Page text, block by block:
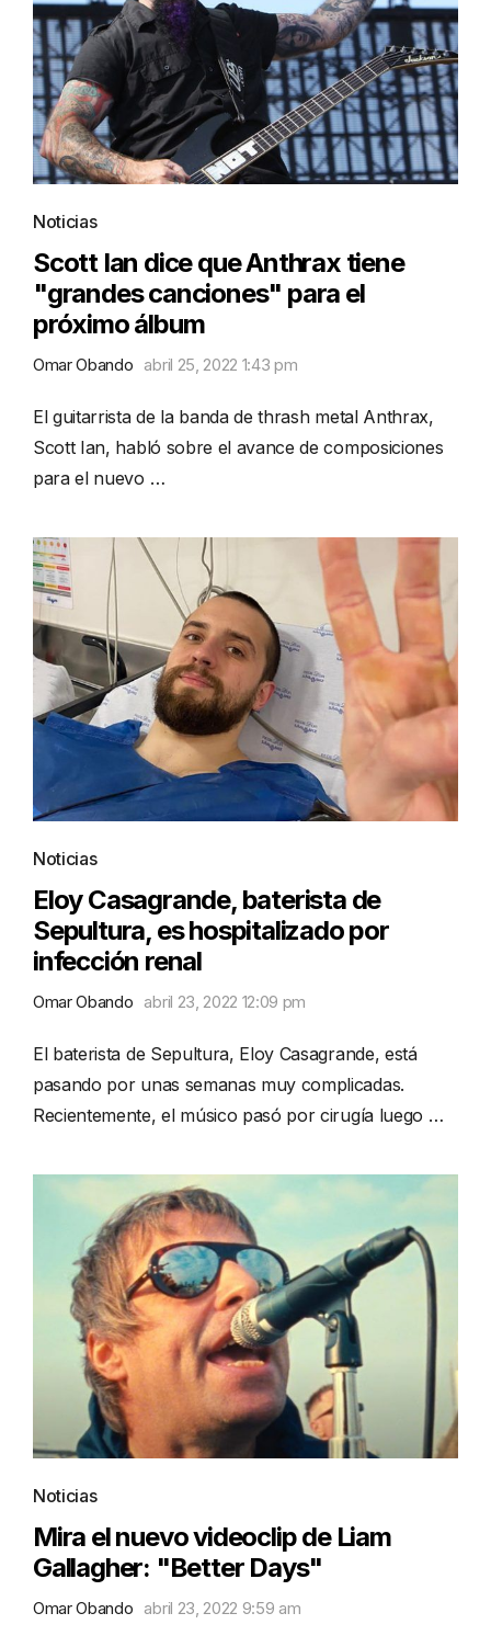
Noticias
Scott Ian dice que Anthrax tiene
"grandes canciones" para el
próximo álbum
Omar Obando abril 25, 2022 1:43 pm
El guitarrista de la banda de thrash metal Anthrax,
Scott Ian, habló sobre el avance de composiciones
para el nuevo …
Noticias
Eloy Casagrande, baterista de
Sepultura, es hospitalizado por
infección renal
Omar Obando abril 23, 2022 12:09 pm
El baterista de Sepultura, Eloy Casagrande, está
pasando por unas semanas muy complicadas.
Recientemente, el músico pasó por cirugía luego …
Noticias
Mira el nuevo videoclip de Liam
Gallagher: "Better Days"
Omar Obando abril 23, 2022 9:59 am